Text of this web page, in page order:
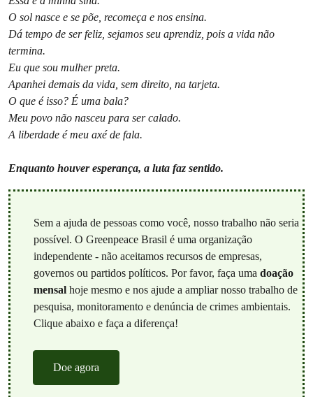
O sol nasce e se põe, recomeça e nos ensina.
Dá tempo de ser feliz, sejamos seu aprendiz, pois a vida não
termina.
Eu que sou mulher preta.
Apanhei demais da vida, sem direito, na tarjeta.
O que é isso? É uma bala?
Meu povo não nasceu para ser calado.
A liberdade é meu axé de fala.
Enquanto houver esperança, a luta faz sentido.
Sem a ajuda de pessoas como você, nosso trabalho não seria
possível. O Greenpeace Brasil é uma organização
independente - não aceitamos recursos de empresas,
governos ou partidos políticos. Por favor, faça uma doação
mensalhoje mesmo e nos ajude a ampliar nosso trabalho de
pesquisa, monitoramento e denúncia de crimes ambientais.
Clique abaixo e faça a diferença!
Doe agora